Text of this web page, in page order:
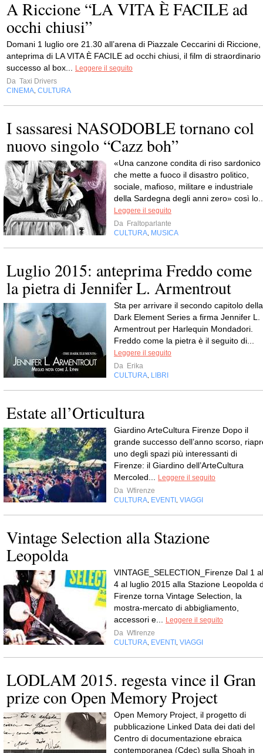
A Riccione “LA VITA È FACILE ad
occhi chiusi”
Domani 1 luglio ore 21.30 all’arena di Piazzale Ceccarini di Riccione,
anteprima di LA VITA È FACILE ad occhi chiusi, il film di straordinario
successo al box...
Leggere il seguito
Da Taxi Drivers
CINEMA CULTURA
I sassaresi NASODOBLE tornano col
nuovo singolo “Cazz boh”
«Una canzone condita di riso sardonico
che mette a fuoco il disastro politico,
sociale, mafioso, militare e industriale
della Sardegna degli anni zero» così
Leggere il seguito
Da Fraltoparlante
CULTURA MUSICA
Luglio 2015: anteprima Freddo come
la pietra di Jennifer L. Armentrout
Sta per arrivare il secondo capitolo della
Dark Element Series a firma Jennifer L.
Armentrout per Harlequin Mondadori.
Freddo come la pietra è il seguito di...
Leggere il seguito
Da Erika
CULTURA LIBRI
Estate all’Orticultura
Giardino ArteCultura Firenze Dopo il
grande successo dell’anno scorso,
uno degli spazi più interessanti di
Firenze: il Giardino dell’ArteCultura
Mercoled...
Leggere il seguito
Da Wfirenze
CULTURA EVENTI VIAGGI
Vintage Selection alla Stazione
Leopolda
VINTAGE_SELECTION_Firenze Dal 1 al
4 al luglio 2015 alla Stazione Leopolda
Firenze torna Vintage Selection, la
mostra-mercato di abbigliamento,
accessori e...
Leggere il seguito
Da Wfirenze
CULTURA EVENTI VIAGGI
LODLAM 2015. regesta vince il Gran
prize con Open Memory Project
Open Memory Project, il progetto di
pubblicazione Linked Data dei dati del
Centro di documentazione ebraica
contemporanea (Cdec) sulla Shoah in